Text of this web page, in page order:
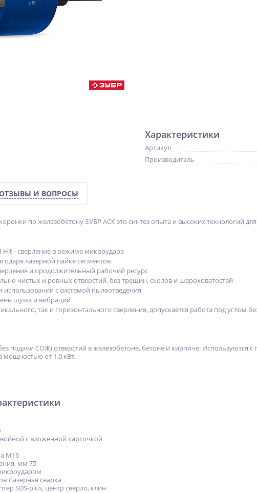
Характеристики
Артикул
Производитель
И ВОПРОСЫ
по железобетону ЗУБР АСК это синтез опыта и высоких технологий
Hit - сверление в режиме микроудара
лазерной пайке сегментов
и продолжительный рабочий ресурс
чистых и ровных отверстий, без трещин, сколов и шероховатостей
использовании с системой пылеотведения
шума и вибраций
так и горизонтального сверления, допускается работа под углом
подачи СОЖ) отверстий в железобетоне, бетоне и кирпиче.
мощностью от 1,0 кВт.
с вложенной карточкой
М16
мм 75
Лазерная сварка
SDS-plus, центр сверло, клин